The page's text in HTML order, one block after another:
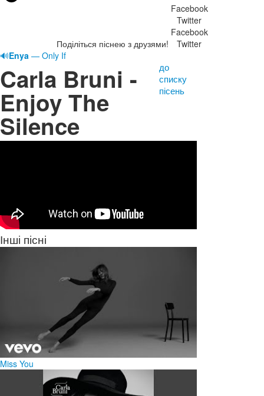
Поділіться піснею з друзями!
Facebook
Twitter
Facebook
Twitter
🔊Enya — Only If
Carla Bruni -
Enjoy The
Silence
до
списку
пісень
Інші пісні
Miss You